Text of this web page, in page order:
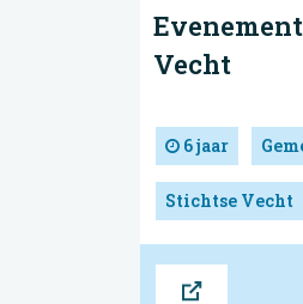
Vecht
6 jaar
Stichtse Vecht